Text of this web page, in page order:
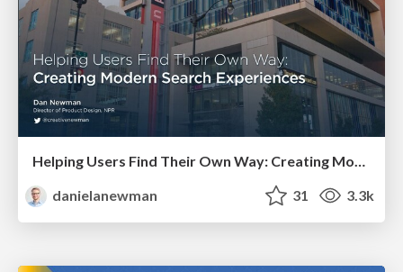
Helping Users Find Their Own Way: Creating Modern Search Experiences
danielanewman
31 3.3k